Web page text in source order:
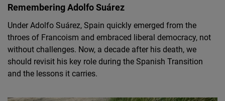
Remembering Adolfo Suárez
Under Adolfo Suárez, Spain quickly emerged from the
throes of Francoism and embraced liberal democracy, not
without challenges. Now, a decade after his death, we
should revisit his key role during the Spanish Transition
and the lessons it carries.